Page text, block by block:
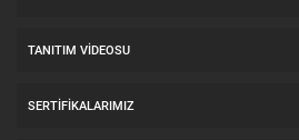
TANITIM VIDEOSU
SERTIFIKALARIMIZ